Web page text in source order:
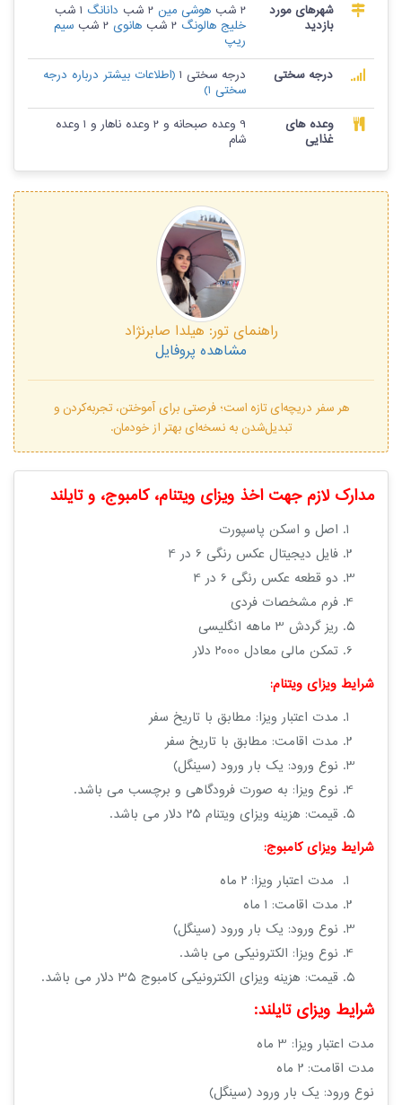
شهرهای مورد
بازدید
2 شب هوشی مین 2 شب دانانگ 1 شب
خلیج هالونگ 2 شب هانوی 2 شب سیم
ریپ
درجه سختی
درجه سختی 1 (اطلاعات بیشتر درباره درجه
سختی 1)
وعده های
غذایی
9 وعده صبحانه و 2 وعده ناهار و 1 وعده
شام
راهنمای تور: هیلدا صابرنژاد
مشاهده پروفایل
هر سفر دریچه‌ای تازه است؛ فرصتی برای آموختن، تجربه‌کردن و
تبدیل‌شدن به نسخه‌ای بهتر از خودمان.
مدارک لازم جهت اخذ ویزای ویتنام، کامبوج، و تایلند
اصل و اسکن پاسپورت
فایل دیجیتال عکس رنگی 6 در 4
دو قطعه عکس رنگی 6 در 4
فرم مشخصات فردی
ریز گردش 3 ماهه انگلیسی
تمکن مالی معادل 2000 دلار
شرایط ویزای ویتنام:
مدت اعتبار ویزا: مطابق با تاریخ سفر
مدت اقامت: مطابق با تاریخ سفر
نوع ورود: یک بار ورود (سینگل)
نوع ویزا: به صورت فرودگاهی و برچسب می باشد.
قیمت: هزینه ویزای ویتنام 25 دلار می باشد.
شرایط ویزای کامبوج:
مدت اعتبار ویزا: 2 ماه
مدت اقامت: 1 ماه
نوع ورود: یک بار ورود (سینگل)
نوع ویزا: الکترونیکی می باشد.
قیمت: هزینه ویزای الکترونیکی کامبوج 35 دلار می باشد.
شرایط ویزای تایلند:
مدت اعتبار ویزا: 3 ماه
مدت اقامت: 2 ماه
نوع ورود: یک بار ورود (سینگل)